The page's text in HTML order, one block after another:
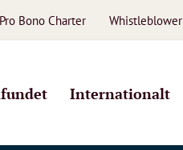
Pro Bono Charter Whistleblower
Internationalt